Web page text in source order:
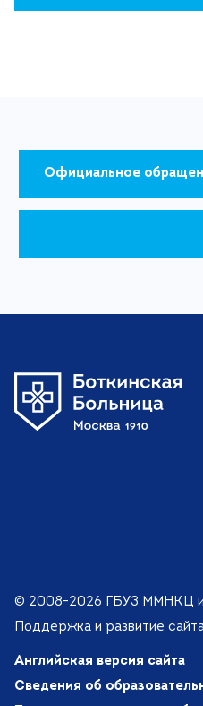
Официальное
© 2008-2026 ГБУЗ ММНКЦ
Поддержка и развитие
Английская версия сайта
Сведения об